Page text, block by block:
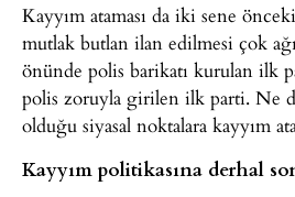
Kayyım ataması da iki sene
mutlak butlan ilan edilmesi çok
önünde polis barikatı kurulan ilk
polis zoruyla girilen ilk parti. Ne
olduğu siyasal noktalara kayyım
Kayyım politikasına derhal